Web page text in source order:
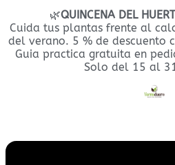
🌿QUINCENA DEL
Cuida tus plantas frente al
del verano. 5 % de descuento
Guia practica gratuita en
Solo del 15 al